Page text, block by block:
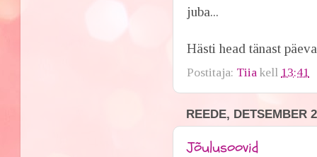
juba...
Hästi head tänast
Postitaja: Tiia kell 13:41
REEDE, DETSEMBER
Jõulusoovid